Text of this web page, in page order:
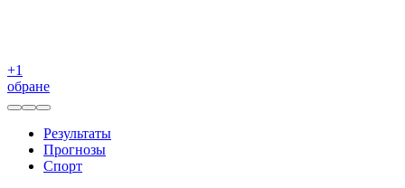
+1
обране
Результаты
Прогнозы
Спорт